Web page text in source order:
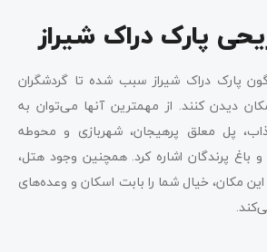
پارک دراک شیراز
پارک دراک شیراز سبب شده تا گردشگران
دیدن کنند. از مهمترین آنها می‌توان به
پل معلق پرهیجان، شهربازی و محوطه
پرندگان اشاره کرد. همچنین وجود هتل،
مکان، خیال شما را بابت اسکان و وعده‌های